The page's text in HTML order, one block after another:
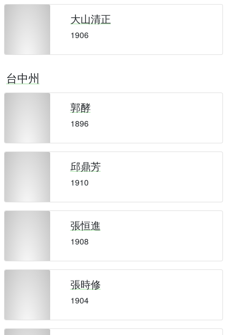
大山清正
1906
台中州
郭酵
1896
邱鼎芳
1910
張恒進
1908
張時修
1904